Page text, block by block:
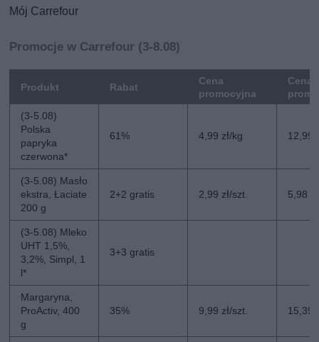
Mój Carrefour
Promocje w Carrefour (3-8.08)
Produkt Rabat
Cena
promocyjna
Cena
(3-5.08)
Polska
papryka
czerwona*
61% 4,99 zł/kg 12,99
(3-5.08) Masło
ekstra, Łaciate
200 g
2+2 gratis 2,99 zł/szt. 5,98
(3-5.08) Mleko
UHT 1,5%,
3,2%, Simpl, 1
l*
3+3 gratis
Margaryna,
ProActiv, 400
g
35% 9,99 zł/szt. 15,39